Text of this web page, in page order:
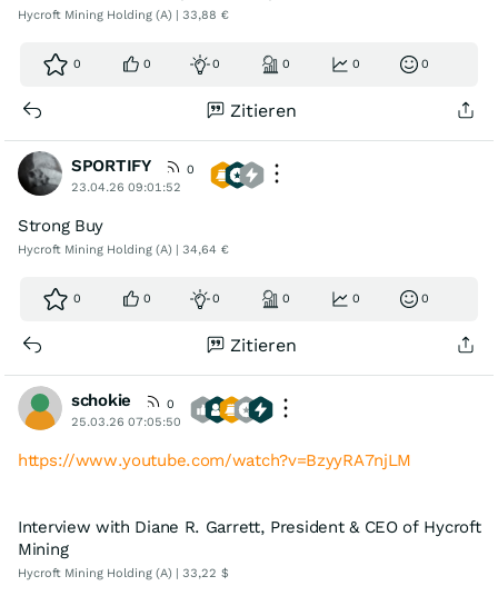
Hycroft Mining Holding (A) | 33,88 €
0 0 0 0 0 0
Zitieren
SPORTIFY
0
23.04.26 09:01:52
Strong Buy
Hycroft Mining Holding (A) | 34,64 €
0 0 0 0 0 0
Zitieren
schokie
0
25.03.26 07:05:50
https://www.youtube.com/watch?v=BzyyRA7njLM
Interview with Diane R. Garrett, President & CEO of Hycroft
Mining
Hycroft Mining Holding (A) | 33,22 $